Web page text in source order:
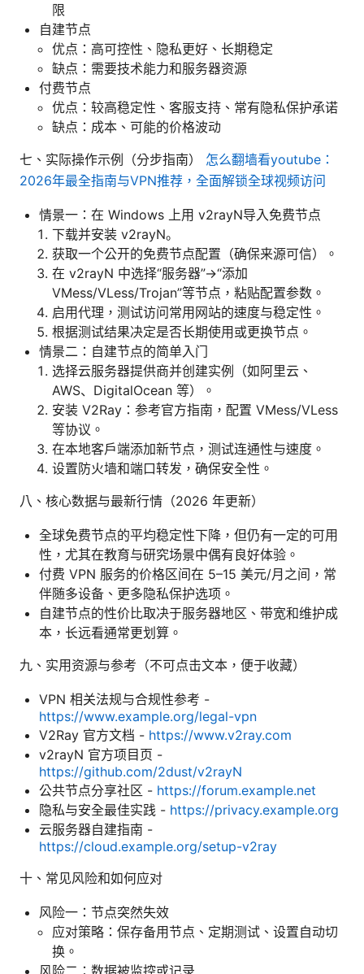
限
自建节点
优点：高可控性、隐私更好、长期稳定
缺点：需要技术能力和服务器资源
付费节点
优点：较高稳定性、客服支持、常有隐私保护承诺
缺点：成本、可能的价格波动
七、实际操作示例（分步指南） 怎么翻墙看youtube：
2026年最全指南与VPN推荐，全面解锁全球视频访问
情景一：在 Windows 上用 v2rayN导入免费节点
下载并安装 v2rayN。
获取一个公开的免费节点配置（确保来源可信）。
在 v2rayN 中选择“服务器”->“添加
VMess/VLess/Trojan”等节点，粘贴配置参数。
启用代理，测试访问常用网站的速度与稳定性。
根据测试结果决定是否长期使用或更换节点。
情景二：自建节点的简单入门
选择云服务器提供商并创建实例（如阿里云、
AWS、DigitalOcean 等）。
安装 V2Ray：参考官方指南，配置 VMess/VLess
等协议。
在本地客户端添加新节点，测试连通性与速度。
设置防火墙和端口转发，确保安全性。
八、核心数据与最新行情（2026 年更新）
全球免费节点的平均稳定性下降，但仍有一定的可用
性，尤其在教育与研究场景中偶有良好体验。
付费 VPN 服务的价格区间在 5–15 美元/月之间，常
伴随多设备、更多隐私保护选项。
自建节点的性价比取决于服务器地区、带宽和维护成
本，长远看通常更划算。
九、实用资源与参考（不可点击文本，便于收藏）
VPN 相关法规与合规性参考 -
https://www.example.org/legal-vpn
V2Ray 官方文档 - https://www.v2ray.com
v2rayN 官方项目页 -
https://github.com/2dust/v2rayN
公共节点分享社区 - https://forum.example.net
隐私与安全最佳实践 - https://privacy.example.org
云服务器自建指南 -
https://cloud.example.org/setup-v2ray
十、常见风险和如何应对
风险一：节点突然失效
应对策略：保存备用节点、定期测试、设置自动切
换。
风险二：数据被监控或记录